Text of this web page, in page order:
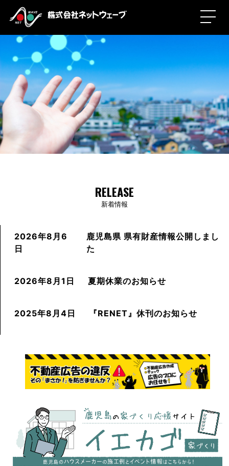
RELEASE
新着情報
2026年8月6
日
鹿児島県 県有財産情報公開しまし
た
2026年8月1日 夏期休業のお知らせ
2025年8月4日 『RENET』休刊のお知らせ